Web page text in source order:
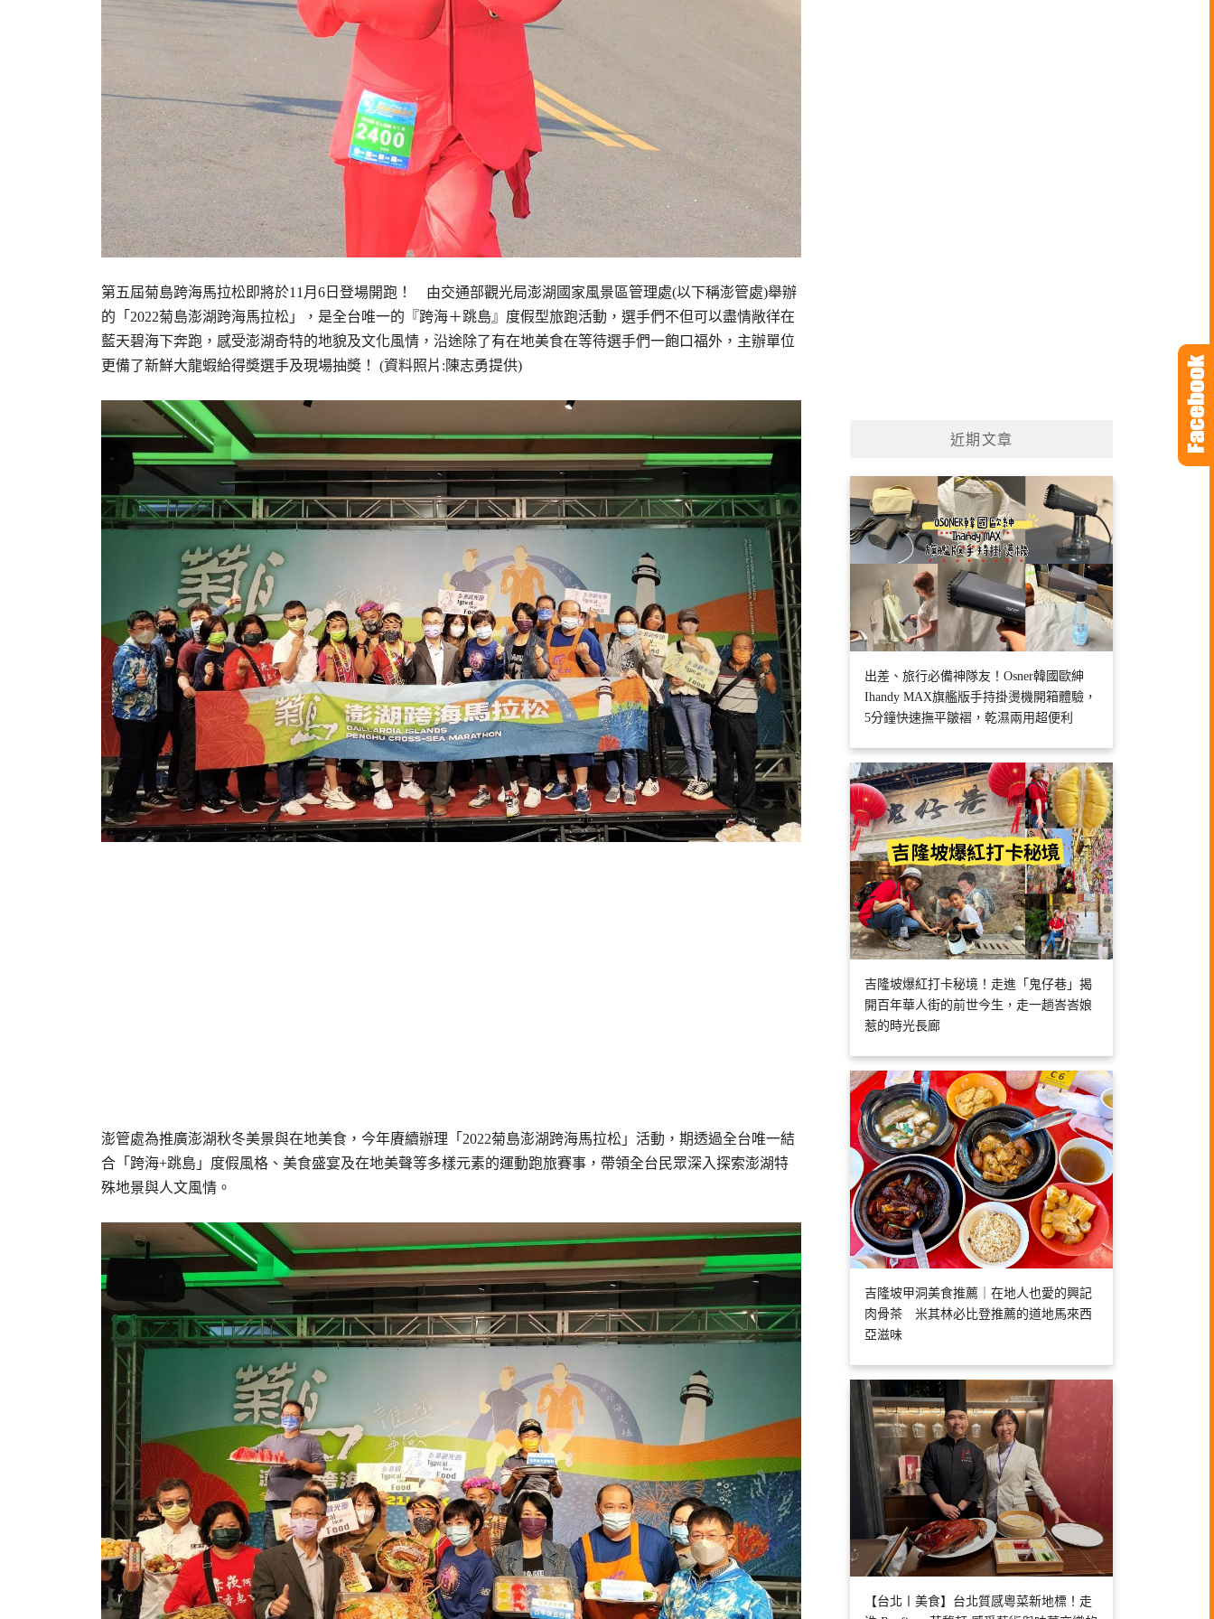
第五屆菊島跨海馬拉松即將於11月6日登場開跑！ 由交通部觀光局澎湖國家風景區管理處(以下稱澎管處)舉辦
的「2022菊島澎湖跨海馬拉松」，是全台唯一的『跨海＋跳島』度假型旅跑活動，選手們不但可以盡情敞徉在
藍天碧海下奔跑，感受澎湖奇特的地貌及文化風情，沿途除了有在地美食在等待選手們一飽口福外，主辦單位
更備了新鮮大龍蝦給得奬選手及現場抽奬！ (資料照片:陳志勇提供)
澎管處為推廣澎湖秋冬美景與在地美食，今年賡續辦理「2022菊島澎湖跨海馬拉松」活動，期透過全台唯一結
合「跨海+跳島」度假風格、美食盛宴及在地美聲等多樣元素的運動跑旅賽事，帶領全台民眾深入探索澎湖特
殊地景與人文風情。
近期文章
出差、旅行必備神隊友！Osner韓國歐紳
Ihandy MAX旗艦版手持掛燙機開箱體驗，
5分鐘快速撫平皺褶，乾濕兩用超便利
吉隆坡爆紅打卡秘境！走進「鬼仔巷」揭
開百年華人街的前世今生，走一趟峇峇娘
惹的時光長廊
吉隆坡甲洞美食推薦｜在地人也愛的興記
肉骨茶 米其林必比登推薦的道地馬來西
亞滋味
【台北〡美食】台北質感粵菜新地標！走